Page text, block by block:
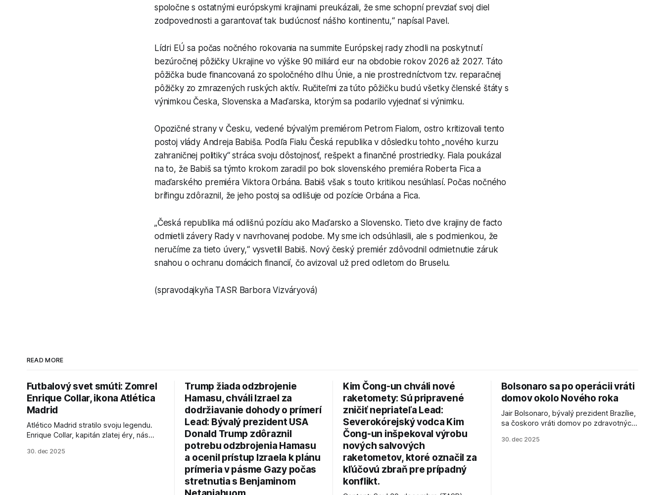
spoločne s ostatnými európskymi krajinami preukázali, že sme schopní prevziať svoj diel
zodpovednosti a garantovať tak budúcnosť nášho kontinentu,“ napísal Pavel.
Lídri EÚ sa počas nočného rokovania na summite Európskej rady zhodli na poskytnutí
bezúročnej pôžičky Ukrajine vo výške 90 miliárd eur na obdobie rokov 2026 až 2027. Táto
pôžička bude financovaná zo spoločného dlhu Únie, a nie prostredníctvom tzv. reparačnej
pôžičky zo zmrazených ruských aktív. Ručiteľmi za túto pôžičku budú všetky členské štáty s
výnimkou Česka, Slovenska a Maďarska, ktorým sa podarilo vyjednať si výnimku.
Opozičné strany v Česku, vedené bývalým premiérom Petrom Fialom, ostro kritizovali tento
postoj vlády Andreja Babiša. Podľa Fialu Česká republika v dôsledku tohto „nového kurzu
zahraničnej politiky“ stráca svoju dôstojnosť, rešpekt a finančné prostriedky. Fiala poukázal
na to, že Babiš sa týmto krokom zaradil po bok slovenského premiéra Roberta Fica a
maďarského premiéra Viktora Orbána. Babiš však s touto kritikou nesúhlasí. Počas nočného
brífingu zdôraznil, že jeho postoj sa odlišuje od pozície Orbána a Fica.
„Česká republika má odlišnú pozíciu ako Maďarsko a Slovensko. Tieto dve krajiny de facto
odmietli závery Rady v navrhovanej podobe. My sme ich odsúhlasili, ale s podmienkou, že
neručíme za tieto úvery,“ vysvetlil Babiš. Nový český premiér zdôvodnil odmietnutie záruk
snahou o ochranu domácich financií, čo avizoval už pred odletom do Bruselu.
(spravodajkyňa TASR Barbora Vizváryová)
READ MORE
Futbalový svet smúti: Zomrel
Enrique Collar, ikona Atlética
Madrid
Atlético Madrid stratilo svoju legendu.
Enrique Collar, kapitán zlatej éry, nás
jeho úspechy a odkaz.
30. dec 2025
Trump žiada odzbrojenie
Hamasu, chváli Izrael za
dodržiavanie dohody o prímerí
Lead: Bývalý prezident USA
Donald Trump zdôraznil
potrebu odzbrojenia Hamasu
a ocenil prístup Izraela k plánu
prímeria v pásme Gazy počas
stretnutia s Benjaminom
Kim Čong-un chváli nové
raketomety: Sú pripravené
zničiť nepriateľa Lead:
Severokórejský vodca Kim
Čong-un inšpekoval výrobu
nových salvových
raketometov, ktoré označil za
kľúčovú zbraň pre prípadný
konflikt.
Bolsonaro sa po operácii vráti
domov okolo Nového roka
Jair Bolsonaro, bývalý prezident Brazílie,
sa čoskoro vráti domov po zdravotných
30. dec 2025